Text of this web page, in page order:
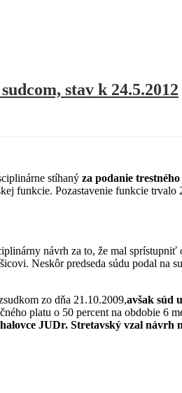
stav k 24.5.2012
stíhaný za podanie
funkcie. Pozastavenie funkcie
návrh za to, že mal
Neskôr predseda súdu podal na
zo dňa 21.10.2009,avšak súd
platu o 50 percent na obdobie 6
JUDr. Stretavský vzal